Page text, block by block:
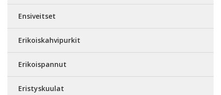
Ensiveitset
Erikoiskahvipurkit
Erikoispannut
Eristyskuulat